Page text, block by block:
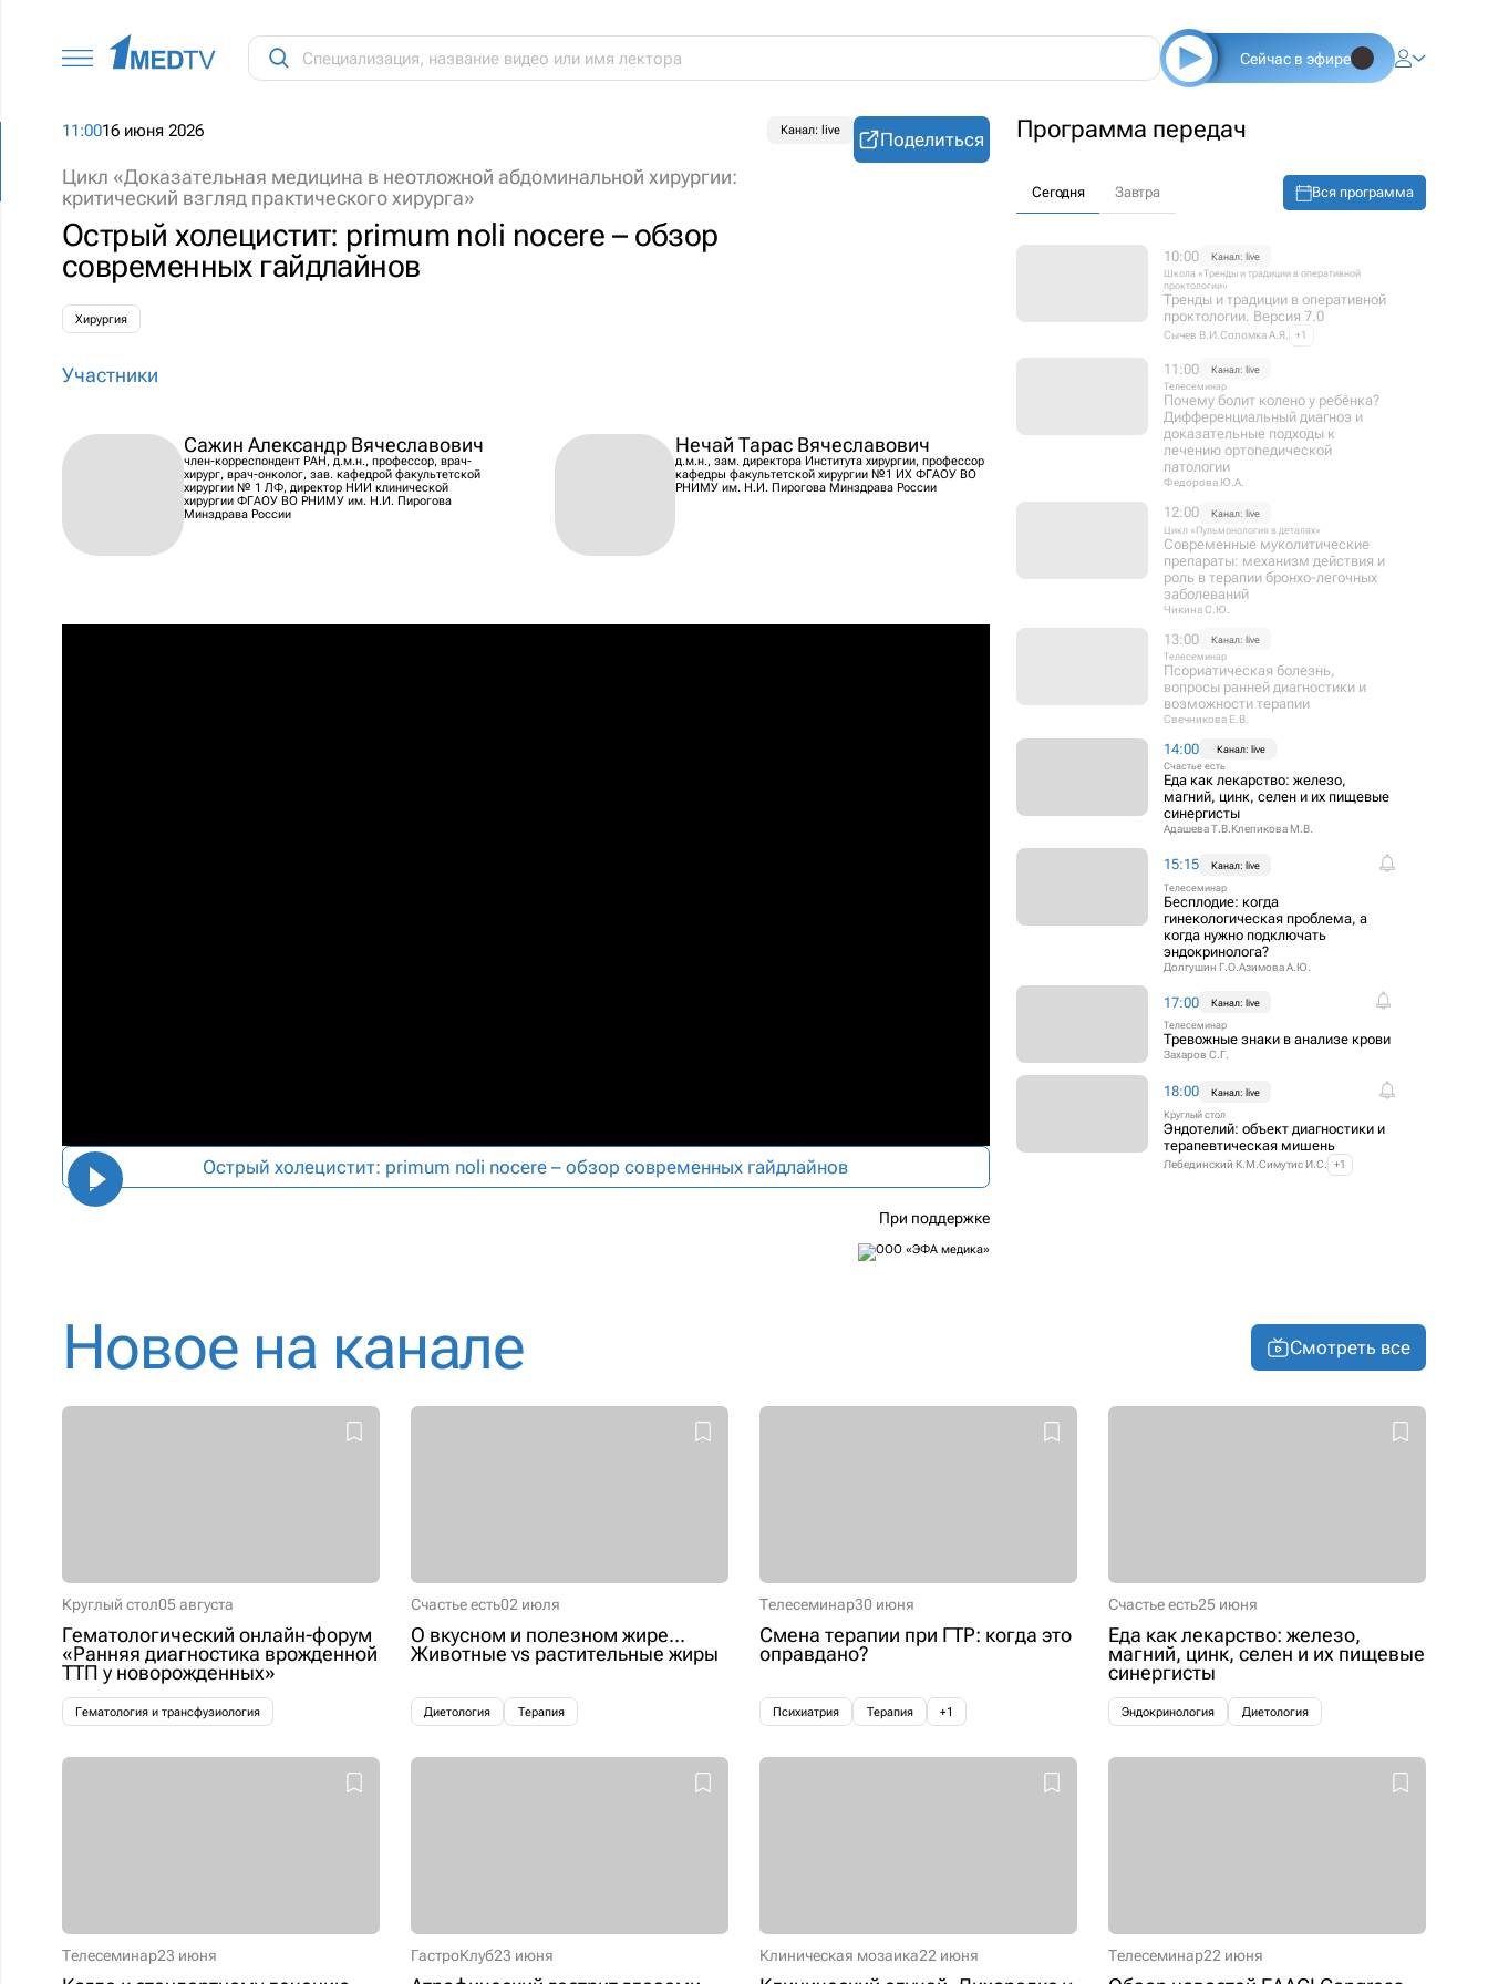
Сейчас в эфире
11:0016 июня 2026 Канал: live
Цикл «Доказательная медицина в неотложной абдоминальной хирургии:
критический взгляд практического хирурга»
Острый холецистит: primum noli nocere – обзор
современных гайдлайнов
Хирургия
Поделиться
Участники
Сажин Александр Вячеславович
член-корреспондент РАН, д.м.н., профессор, врач-
хирург, врач-онколог, зав. кафедрой факультетской
хирургии № 1 ЛФ, директор НИИ клинической
хирургии ФГАОУ ВО РНИМУ им. Н.И. Пирогова
Минздрава России
Нечай Тарас Вячеславович
д.м.н., зам. директора Института хирургии, профессор
кафедры факультетской хирургии №1 ИХ ФГАОУ ВО
РНИМУ им. Н.И. Пирогова Минздрава России
Острый холецистит: primum noli nocere – обзор современных гайдлайнов
При поддержке
Программа передач
Сегодня Завтра Вся программа
10:00
Канал: live
Школа «Тренды и традиции в оперативной
проктологии»
Тренды и традиции в оперативной
проктологии. Версия 7.0
Сычев В.И.Соломка А.Я. +1
11:00
Канал: live
Телесеминар
Почему болит колено у ребёнка?
Дифференциальный диагноз и
доказательные подходы к
лечению ортопедической
патологии
Федорова Ю.А.
12:00
Канал: live
Цикл «Пульмонология в деталях»
Современные муколитические
препараты: механизм действия и
роль в терапии бронхо-легочных
заболеваний
Чикина С.Ю.
13:00
Канал: live
Телесеминар
Псориатическая болезнь,
вопросы ранней диагностики и
возможности терапии
Свечникова Е.В.
14:00
Канал: live
Счастье есть
Еда как лекарство: железо,
магний, цинк, селен и их пищевые
синергисты
Адашева Т.В.Клепикова М.В.
15:15
Канал: live
Телесеминар
Бесплодие: когда
гинекологическая проблема, а
когда нужно подключать
эндокринолога?
Долгушин Г.О.Азимова А.Ю.
17:00
Канал: live
Телесеминар
Тревожные знаки в анализе крови
Захаров С.Г.
18:00
Канал: live
Круглый стол
Эндотелий: объект диагностики и
терапевтическая мишень
Лебединский К.М.Симутис И.С. +1
Новое на канале Смотреть все
Круглый стол05 августа
Гематологический онлайн-форум
«Ранняя диагностика врожденной
ТТП у новорожденных»
Гематология и трансфузиология
Счастье есть02 июля
О вкусном и полезном жире...
Животные vs растительные жиры
Диетология Терапия
Телесеминар30 июня
Смена терапии при ГТР: когда это
оправдано?
Психиатрия Терапия +1
Счастье есть25 июня
Еда как лекарство: железо,
магний, цинк, селен и их пищевые
синергисты
Эндокринология Диетология
Телесеминар23 июня ГастроКлуб23 июня Клиническая мозаика22 июня Телесеминар22 июня